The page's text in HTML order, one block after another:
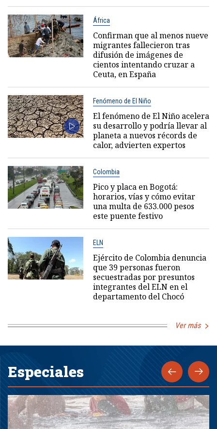
África
Confirman que al menos nueve
migrantes fallecieron tras
difusión de imágenes de
cientos intentando cruzar a
Ceuta, en España
Fenómeno de El Niño
El fenómeno de El Niño acelera
su desarrollo y podría llevar al
planeta a nuevos récords de
calor, advierten expertos
Colombia
Pico y placa en Bogotá:
horarios, vías y cómo evitar
una multa de 633.000 pesos
este puente festivo
ELN
Ejército de Colombia denuncia
que 39 personas fueron
secuestradas por presuntos
integrantes del ELN en el
departamento del Chocó
Ver más
Especiales